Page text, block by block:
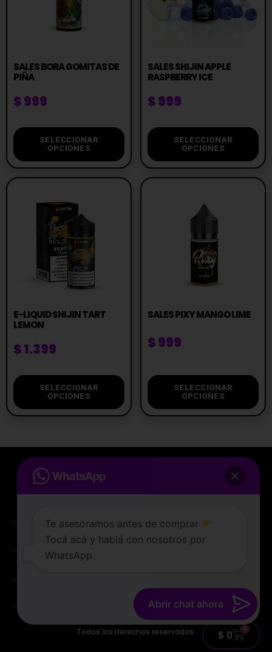
$ 0 0
SALES BORA GOMITAS DE
PIÑA
$999
SELECCIONAR
OPCIONES
SALES SHIJIN APPLE
RASPBERRY ICE
$999
SELECCIONAR
OPCIONES
E-LIQUID SHIJIN TART
LEMON
$1.399
SELECCIONAR
OPCIONES
SALES PIXY MANGO LIME
$999
SELECCIONAR
OPCIONES
ATENCIÓN AL CLIENTE
Lunes a sabados de 10 a 19 hs
PREGUNTAS FRECUENTES
TERMINOS Y CONDICIONES
© 2022 TIENDAVAPER.UY
Todos los derechos reservados.
Te asesoramos antes de comprar
Tocá acá y hablá con nosotros por
Abrir chat ahora